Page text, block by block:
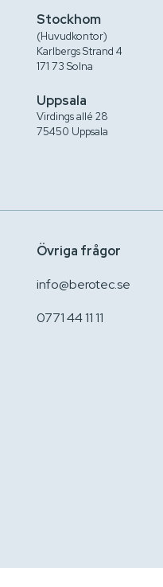
Stockhom
(Huvudkontor)
Karlbergs Strand 4
171 73 Solna
Uppsala
Virdings allé 28
75450 Uppsala
Övriga frågor
info@berotec.se
0771 44 11 11